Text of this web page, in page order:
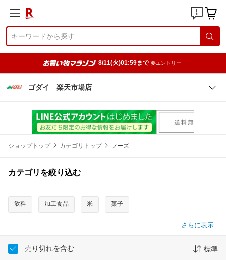
8/11(火)01:59まで 要エントリー
ゴダイ 楽天市場店
ショップトップ カテゴリトップ フーズ
カテゴリを絞り込む
飲料 加工食品 米 菓子
さらに表示
売り切れを含む 標準